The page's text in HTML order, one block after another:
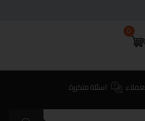
0
اسئلة متكررة